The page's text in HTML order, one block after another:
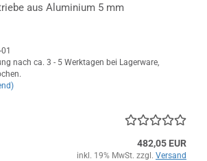
aus Aluminium 5 mm
nach ca. 3 - 5 Werktagen bei Lagerware,
482,05 EUR
inkl. 19% MwSt. zzgl. Versand